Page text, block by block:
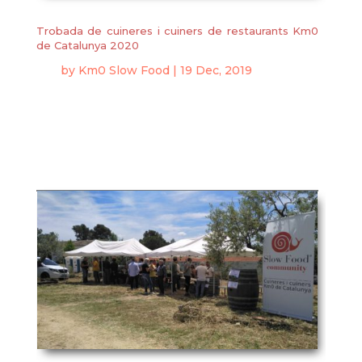
Trobada de cuineres i cuiners de restaurants Km0
de Catalunya 2020
by Km0 Slow Food | 19 Dec, 2019